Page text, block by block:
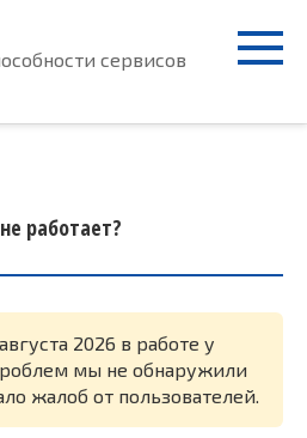
сервисов
работает?
2026 в работе у
мы не обнаружили
жалоб от пользователей.